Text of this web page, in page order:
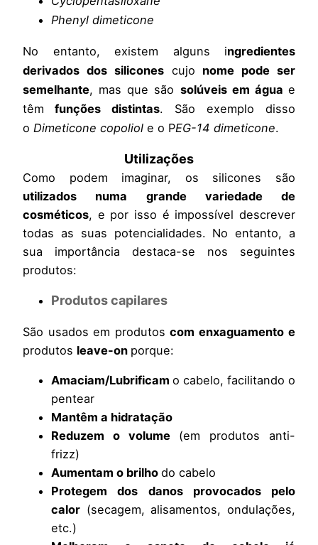
Phenyl dimeticone
No entanto, existem alguns ingredientes
derivados dos siliconescujo nome pode ser
semelhante, mas que são solúveis em águae
têm funções distintas. São exemplo disso
o Dimeticone copoliol e o PEG-14 dimeticone.
Utilizações
Como podem imaginar, os silicones são
utilizados numa grande variedade de
cosméticos, e por isso é impossível descrever
todas as suas potencialidades. No entanto, a
sua importância destaca-se nos seguintes
produtos:
Produtos capilares
São usados em produtos com enxaguamento e
produtos leave-on porque:
Amaciam/Lubrificam o cabelo, facilitando o
pentear
Mantêm a hidratação
Reduzem o volume(em produtos anti-
frizz)
Aumentam o brilho do cabelo
Protegem dos danos provocados pelo
calor (secagem, alisamentos, ondulações,
etc.)